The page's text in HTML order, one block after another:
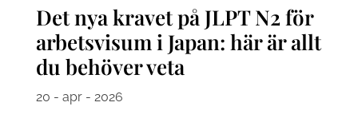
Det nya kravet på JLPT N2 för
arbetsvisum i Japan: här är allt
du behöver veta
20 - apr - 2026